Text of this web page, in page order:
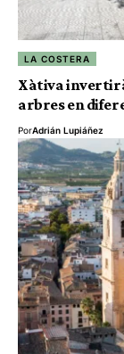
LA COSTERA
Xàtiva
arbres en
PorAdrián Lupiáñez